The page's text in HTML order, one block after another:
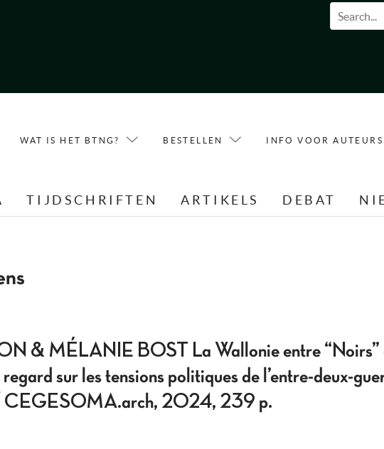
WAT IS HET BTNG? BESTELLEN INFO VOOR AUTEURS
TIJDSCHRIFTEN ARTIKELS DEBAT
& MÉLANIE BOST La Wallonie entre “Noirs”
sur les tensions politiques de l’entre-deux-
CEGESOMA.arch, 2024, 239 p.